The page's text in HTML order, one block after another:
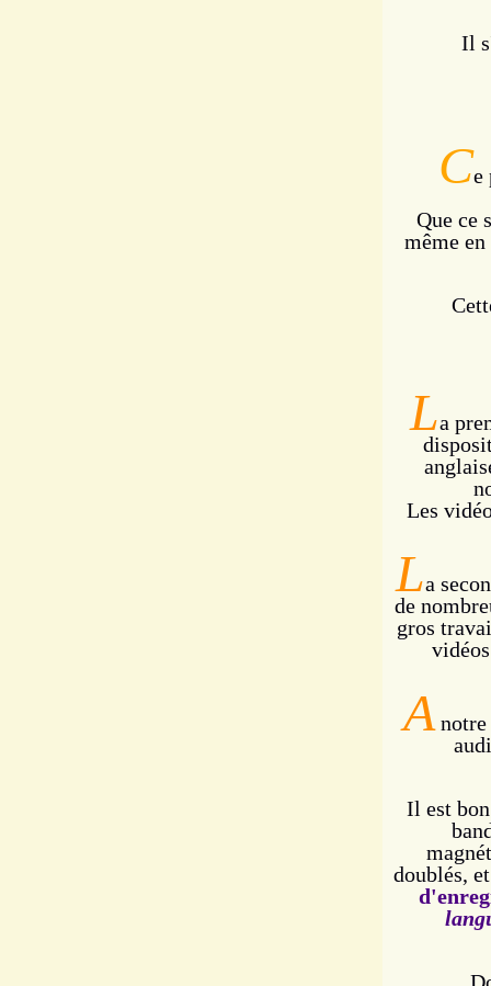
Il
Ce
Que ce
même
La
Les
La
de
gros
Anotre
Il est
doublés,